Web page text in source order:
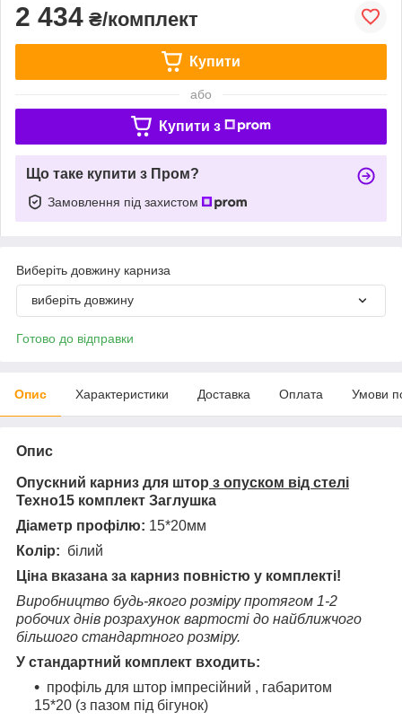
2 434 ₴/комплект
Купити
або
Купити з
Що таке купити з Пром?
Замовлення під захистом
Виберіть довжину карниза
виберіть довжину
Готово до відправки
Опис Характеристики Доставка Оплата Умови
Опис
Опускний карниз для штор з опуском від стелі
Техно15 комплект Заглушка
Діаметр профілю: 15*20мм
Колір: білий
Ціна вказана за карниз повністю у комплекті!
Виробництво будь-якого розміру протягом 1-2
робочих днів розрахунок вартості до найближчого
більшого стандартного розміру.
У стандартний комплект входить:
профіль для штор імпресійний , габаритом
15*20 (з пазом під бігунок)